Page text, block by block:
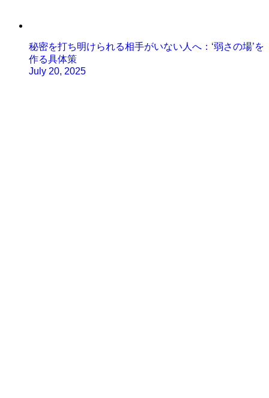
秘密を打ち明けられる相手がいない人へ：‘弱さの場’を
作る具体策
July 20, 2025